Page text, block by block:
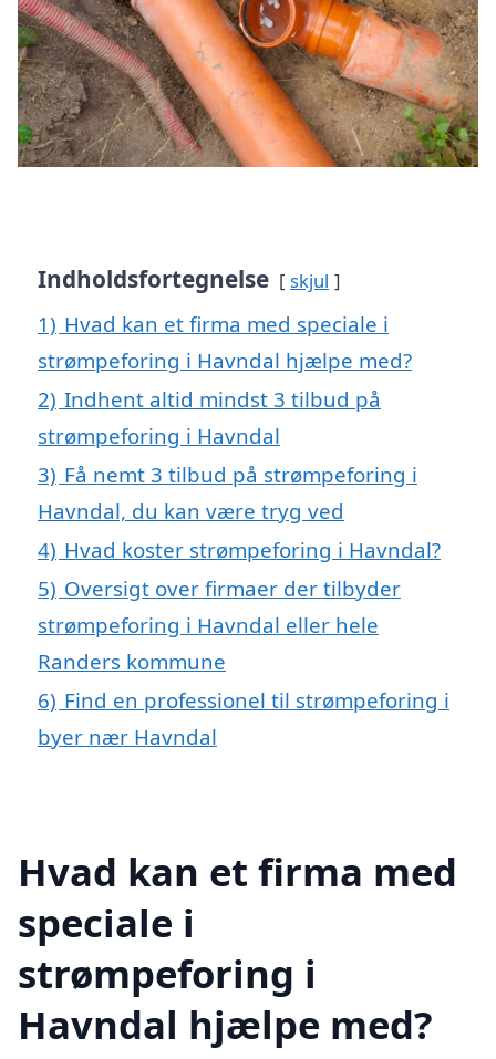
Indholdsfortegnelse skjul
1) Hvad kan et firma med speciale i
strømpeforing i Havndal hjælpe med?
2) Indhent altid mindst 3 tilbud på
strømpeforing i Havndal
3) Få nemt 3 tilbud på strømpeforing i
Havndal, du kan være tryg ved
4) Hvad koster strømpeforing i Havndal?
5) Oversigt over firmaer der tilbyder
strømpeforing i Havndal eller hele
Randers kommune
6) Find en professionel til strømpeforing i
byer nær Havndal
Hvad kan et firma med
speciale i
strømpeforing i
Havndal hjælpe med?